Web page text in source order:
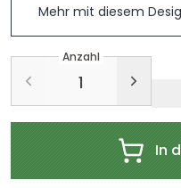
Mehr mit diesem
Anzahl
In